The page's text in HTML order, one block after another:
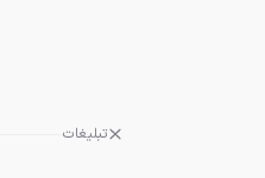
تبلیغات